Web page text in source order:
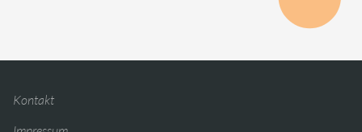
Kontakt